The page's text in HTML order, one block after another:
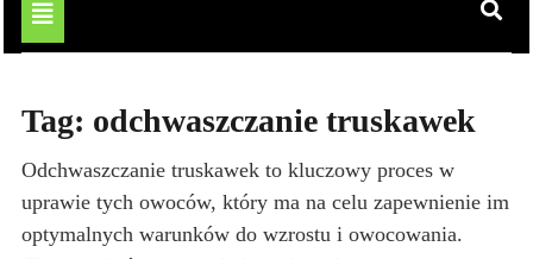
Toggle
navigation
Tag: odchwaszczanie truskawek
Odchwaszczanie truskawek to kluczowy proces w
uprawie tych owoców, który ma na celu zapewnienie im
optymalnych warunków do wzrostu i owocowania.